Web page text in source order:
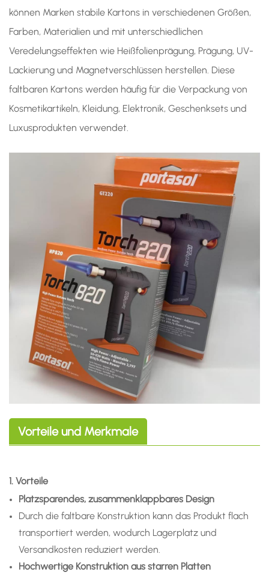
können Marken stabile Kartons in verschiedenen Größen,
Farben, Materialien und mit unterschiedlichen
Veredelungseffekten wie Heißfolienprägung, Prägung, UV-
Lackierung und Magnetverschlüssen herstellen. Diese
faltbaren Kartons werden häufig für die Verpackung von
Kosmetikartikeln, Kleidung, Elektronik, Geschenksets und
Luxusprodukten verwendet.
Vorteile und Merkmale
1. Vorteile
Platzsparendes, zusammenklappbares Design
Durch die faltbare Konstruktion kann das Produkt flach
transportiert werden, wodurch Lagerplatz und
Versandkosten reduziert werden.
Hochwertige Konstruktion aus starren Platten